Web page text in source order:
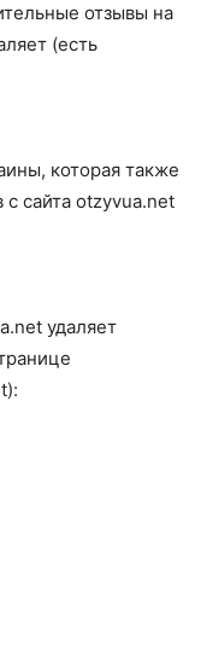
отзывы на
(есть
которая также
сайта otzyvua.net
удаляет